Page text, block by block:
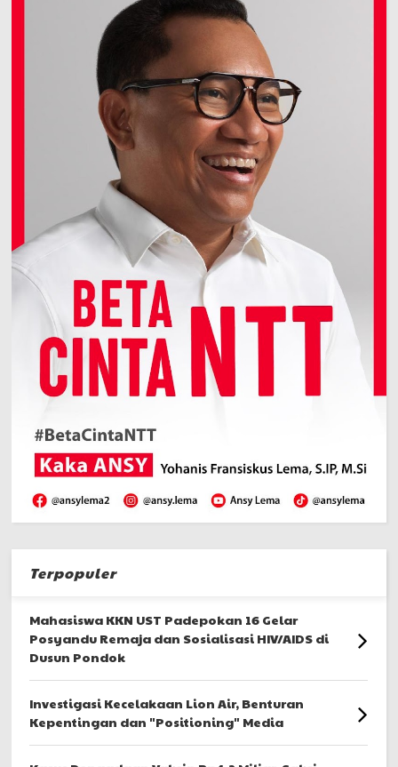
Terpopuler
Mahasiswa KKN UST Padepokan 16 Gelar
Posyandu Remaja dan Sosialisasi HIV/AIDS di
Dusun Pondok
Investigasi Kecelakaan Lion Air, Benturan
Kepentingan dan "Positioning" Media